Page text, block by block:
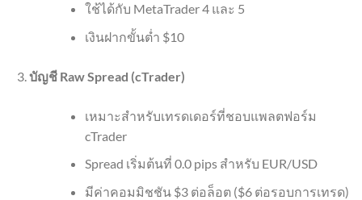
ใช้ได้กับ MetaTrader 4 และ 5
เงินฝากขั้นต่ำ $10
บัญชี Raw Spread (cTrader)
เหมาะสำหรับเทรดเดอร์ที่ชอบแพลตฟอร์ม
cTrader
Spread เริ่มต้นที่ 0.0 pips สำหรับ EUR/USD
มีค่าคอมมิชชัน $3 ต่อล็อต ($6 ต่อรอบการเทรด)